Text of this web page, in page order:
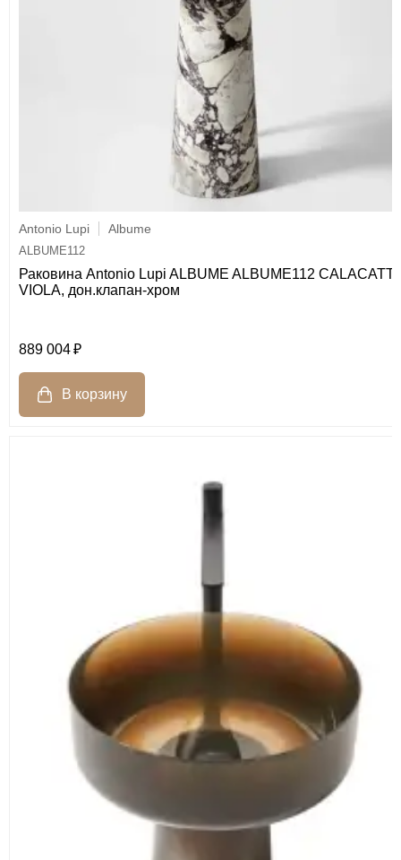
Antonio Lupi Albume
ALBUME112
Раковина Antonio Lupi ALBUME ALBUME112
VIOLA, дон.клапан-хром
889 004